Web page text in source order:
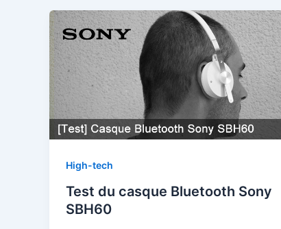
High-tech
Test du casque Bluetooth Sony
SBH60